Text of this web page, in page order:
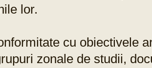
lor.
cu obiectivele
zonale de studii,